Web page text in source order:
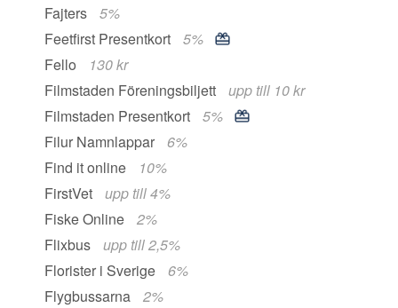
Fajters
5%
Feetfirst Presentkort
5%
Fello
130 kr
Filmstaden Föreningsbiljett
upp till 10 kr
Filmstaden Presentkort
5%
Filur Namnlappar
6%
Find it online
10%
FirstVet
upp till 4%
Fiske Online
2%
Flixbus
upp till 2,5%
Florister i Sverige
6%
Flygbussarna
2%